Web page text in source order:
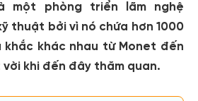
một phòng triển lãm nghệ
thuật bởi vì nó chứa hơn 1000
khắc khác nhau từ Monet đến
khi đến đây thăm quan.